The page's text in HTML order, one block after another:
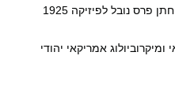
1887 - גוסטב לודוויג הרץ, פיזיקאי, חתן פרס נובל לפיזיקה 1925
ומיקרוביולוג אמריקאי יהודי